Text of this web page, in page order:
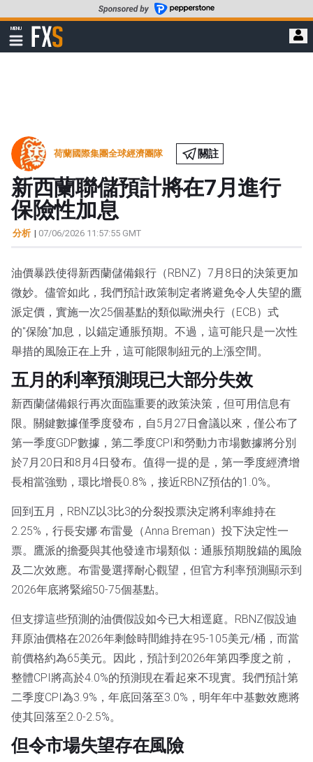
至
要
MENU
顯
示
FXStreet
荷蘭國際集團全球經濟團隊 關註
新西蘭聯儲預計將在7月進行
保險性加息
分析 | 07/06/2026 11:57:55 GMT
油價暴跌使得新西蘭儲備銀行（RBNZ）7月8日的決策更加
微妙。儘管如此，我們預計政策制定者將避免令人失望的鷹
派定價，實施一次25個基點的類似歐洲央行（ECB）式
的"保險"加息，以錨定通脹預期。不過，這可能只是一次性
舉措的風險正在上升，這可能限制紐元的上漲空間。
五月的利率預測現已大部分失效
新西蘭儲備銀行再次面臨重要的政策決策，但可用信息有
限。關鍵數據僅季度發布，自5月27日會議以來，僅公布了
第一季度GDP數據，第二季度CPI和勞動力市場數據將分別
於7月20日和8月4日發布。值得一提的是，第一季度經濟增
長相當強勁，環比增長0.8%，接近RBNZ預估的1.0%。
回到五月，RBNZ以3比3的分裂投票決定將利率維持在
2.25%，行長安娜·布雷曼（Anna Breman）投下決定性一
票。鷹派的擔憂與其他發達市場類似：通脹預期脫錨的風險
及二次效應。布雷曼選擇耐心觀望，但官方利率預測顯示到
2026年底將緊縮50-75個基點。
但支撐這些預測的油價假設如今已大相逕庭。RBNZ假設迪
拜原油價格在2026年剩餘時間維持在95-105美元/桶，而當
前價格約為65美元。因此，預計到2026年第四季度之前，
整體CPI將高於4.0%的預測現在看起來不現實。我們預計第
二季度CPI為3.9%，年底回落至3.0%，明年年中基數效應將
使其回落至2.0-2.5%。
但令市場失望存在風險